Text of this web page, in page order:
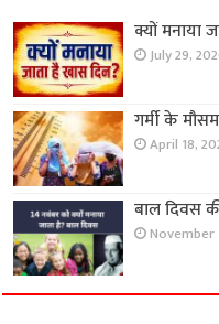
क्यों मनाया
July 29,
गर्मी के
April 18,
बाल दिवस
November